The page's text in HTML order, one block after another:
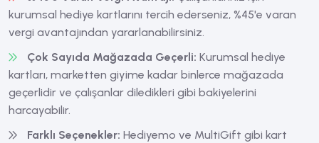
kurumsal hediye kartlarını tercih ederseniz, %45'e varan
vergi avantajından yararlanabilirsiniz.
Çok Sayıda Mağazada Geçerli: Kurumsal hediye
kartları, marketten giyime kadar binlerce mağazada
geçerlidir ve çalışanlar diledikleri gibi bakiyelerini
harcayabilir.
Farklı Seçenekler: Hediyemo ve MultiGift gibi kart